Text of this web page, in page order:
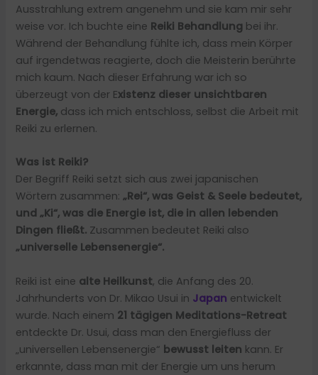
Ausstrahlung extrem angenehm und sie kam mir sehr
weise vor. Ich buchte eine Reiki Behandlung bei ihr.
Während der Behandlung fühlte ich, dass mein Körper
auf irgendetwas reagierte, doch die Meisterin berührte
mich kaum. Nach dieser Erfahrung war ich so
überzeugt von der Existenz dieser unsichtbaren
Energie, dass ich mich entschloss, selbst die Arbeit mit
Reiki zu erlernen.
Was ist Reiki?
Der Begriff Reiki setzt sich aus zwei japanischen
Wörtern zusammen:„Rei“, was Geist & Seele bedeutet,
und „Ki“, was die Energie ist, die in allen lebenden
Dingen fließt. Zusammen bedeutet Reiki also
„universelle Lebensenergie“.
Reiki ist eine alte Heilkunst, die Anfang des 20.
Jahrhunderts von Dr. Mikao Usui in Japan entwickelt
wurde. Nach einem 21 tägigen Meditations-Retreat
entdeckte Dr. Usui, dass man den Energiefluss der
„universellen Lebensenergie“ bewusst leiten kann. Er
erkannte, dass man mit der Energie um uns herum